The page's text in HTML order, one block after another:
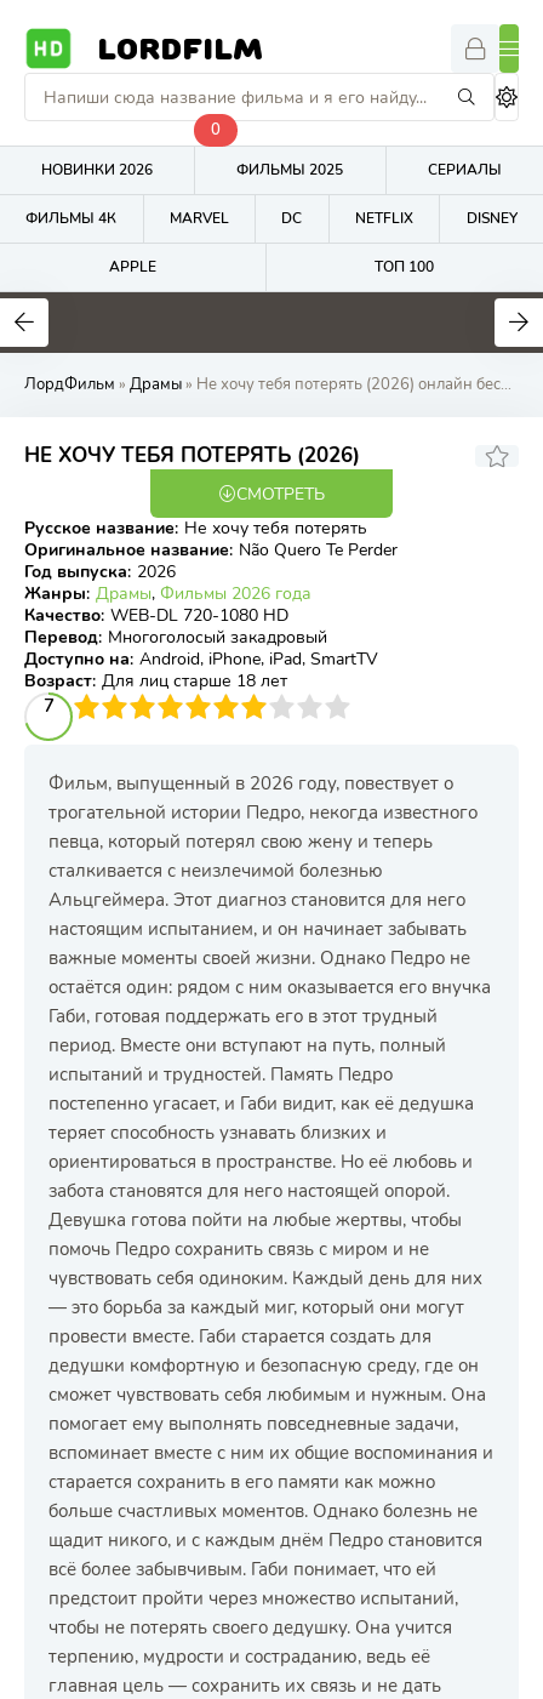
LORDFILM
НОВИНКИ 2026
0
ФИЛЬМЫ 2025 СЕРИАЛЫ
ФИЛЬМЫ 4К MARVEL DC NETFLIX DISNEY
APPLE ТОП 100
5.7
ЛордФильм » Драмы» Не хочу тебя потерять (2026) онлайн бесплатно на LordFilm
НЕ ХОЧУ ТЕБЯ ПОТЕРЯТЬ (2026)
СМОТРЕТЬ
Русское название: Не хочу тебя потерять
Оригинальное название: Não Quero Te Perder
Год выпуска: 2026
Жанры: Драмы, Фильмы 2026 года
Качество: WEB-DL 720-1080 HD
Перевод: Многоголосый закадровый
Доступно на: Android, iPhone, iPad, SmartTV
Возраст: Для лиц старше 18 лет
7
4 5 6 7 8 9 10
Фильм, выпущенный в 2026 году, повествует о
трогательной истории Педро, некогда известного
певца, который потерял свою жену и теперь
сталкивается с неизлечимой болезнью
Альцгеймера. Этот диагноз становится для него
настоящим испытанием, и он начинает забывать
важные моменты своей жизни. Однако Педро не
остаётся один: рядом с ним оказывается его внучка
Габи, готовая поддержать его в этот трудный
период. Вместе они вступают на путь, полный
испытаний и трудностей. Память Педро
постепенно угасает, и Габи видит, как её дедушка
теряет способность узнавать близких и
ориентироваться в пространстве. Но её любовь и
забота становятся для него настоящей опорой.
Девушка готова пойти на любые жертвы, чтобы
помочь Педро сохранить связь с миром и не
чувствовать себя одиноким. Каждый день для них
— это борьба за каждый миг, который они могут
провести вместе. Габи старается создать для
дедушки комфортную и безопасную среду, где он
сможет чувствовать себя любимым и нужным. Она
помогает ему выполнять повседневные задачи,
вспоминает вместе с ним их общие воспоминания и
старается сохранить в его памяти как можно
больше счастливых моментов. Однако болезнь не
щадит никого, и с каждым днём Педро становится
всё более забывчивым. Габи понимает, что ей
предстоит пройти через множество испытаний,
чтобы не потерять своего дедушку. Она учится
терпению, мудрости и состраданию, ведь её
главная цель — сохранить их связь и не дать